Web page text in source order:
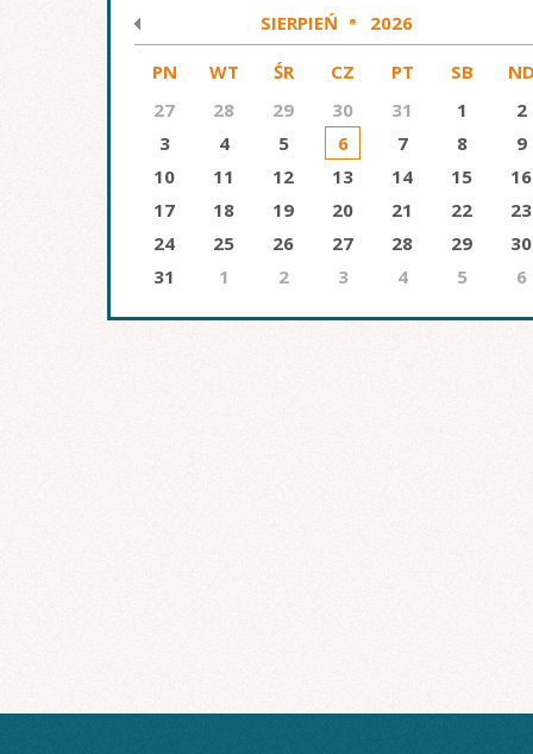
SIERPIEŃ 2026
PN WT ŚR CZ PT SB
27
28 29 30 31 1
2
3
4 5 6 7 8
9
10
11 12 13 14 15
16
17
18 19 20 21 22
23
24
25 26 27 28 29
30
31
1 2 3 4 5 6